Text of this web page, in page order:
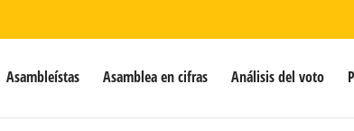
Asambleístas Asamblea en cifras Análisis del voto